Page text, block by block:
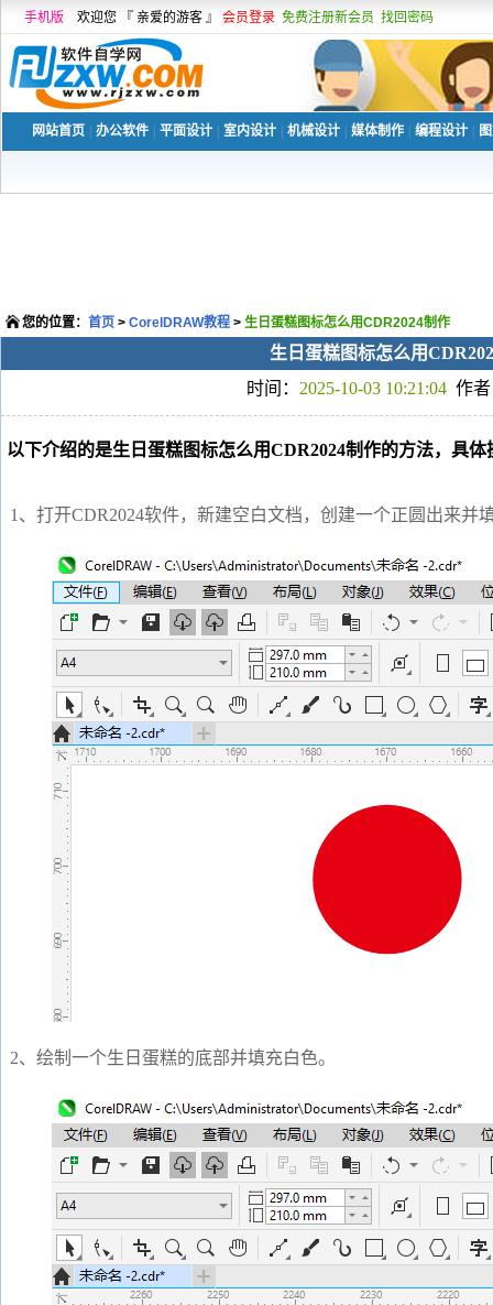
手机版 欢迎您 『 亲爱的游客 』 会员登录 免费注册新会员 找回密码
网站首页 办公软件 平面设计 室内设计 机械设计 媒体制作 编程设计
您的位置： 首页 > CorelDRAW教程 > 生日蛋糕图标怎么用CDR2024制作
生日蛋糕图标怎么用
时间： 2025-10-03 10:21:04 作
以下介绍的是生日蛋糕图标怎么用CDR2024制作的方法，具
1、打开CDR2024软件，新建空白文档，创建一个正圆出来并
2、绘制一个生日蛋糕的底部并填充白色。